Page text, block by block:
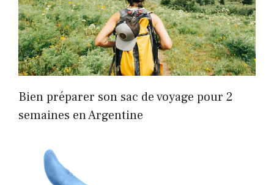
Bien préparer son sac de voyage pour 2
semaines en Argentine